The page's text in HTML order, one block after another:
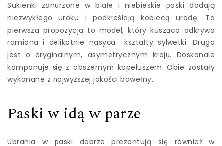
Sukienki zanurzone w białe i niebieskie paski dodają
niezwykłego uroku i podkreślają kobiecą urodę. Ta
pierwsza propozycja to model, który kusząco odkrywa
ramiona i delikatnie nasyca kształty sylwetki. Druga
jest o oryginalnym, asymetrycznym kroju. Doskonale
komponuje się z obszernym kapeluszem. Obie zostały
wykonane z najwyższej jakości bawełny.
Paski w idą w parze
Ubrania w paski dobrze prezentują się również w